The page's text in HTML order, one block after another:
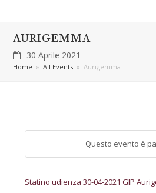
AURIGEMMA
30 Aprile 2021
Home » All Events » Aurigemma
Questo evento è
Statino udienza 30-04-2021 GIP